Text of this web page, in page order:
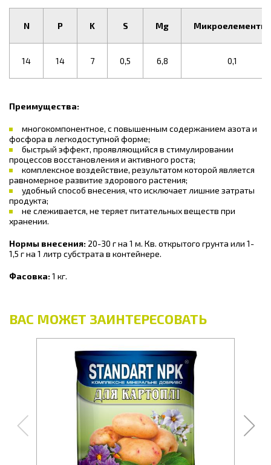
N P K S Mg Микроелементы
14 14 7 0,5 6,8 0,1
Преимущества:
многокомпонентное, с повышенным содержанием азота и
фосфора в легкодоступной форме;
быстрый эффект, проявляющийся в стимулировании
процессов восстановления и активного роста;
комплексное воздействие, результатом которой является
равномерное развитие здорового растения;
удобный способ внесения, что исключает лишние затраты
продукта;
не слеживается, не теряет питательных веществ при
хранении.
Нормы внесения: 20-30 г на 1 м. Кв. открытого грунта или 1-
1,5 г на 1 литр субстрата в контейнере.
Фасовка:1 кг.
ВАС МОЖЕТ ЗАИНТЕРЕСОВАТЬ